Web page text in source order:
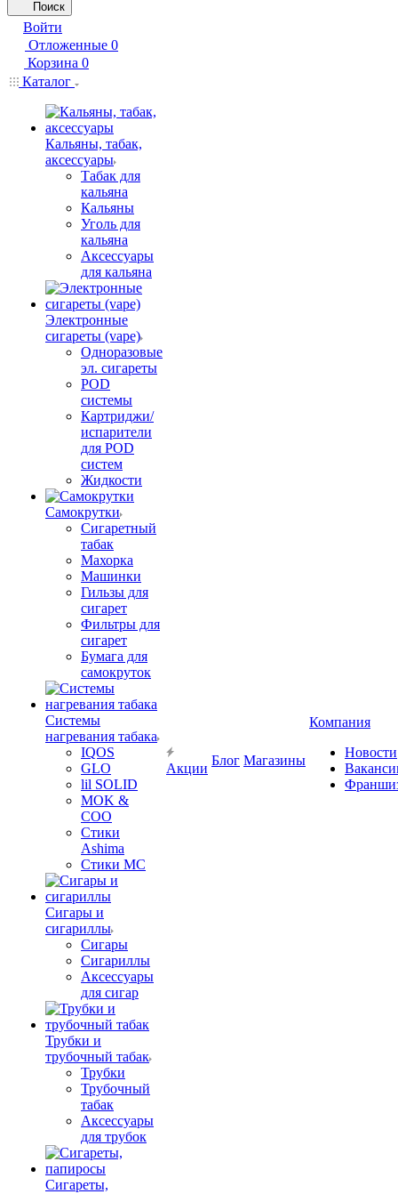
Поиск
Войти
Отложенные 0
Корзина 0
Каталог
Кальяны, табак,
аксессуары
Табак для
кальяна
Кальяны
Уголь для
кальяна
Аксессуары
для кальяна
Электронные
сигареты (vape)
Одноразовые
эл. сигареты
POD
системы
Картриджи/
испарители
для POD
систем
Жидкости
Самокрутки
Сигаретный
табак
Махорка
Машинки
Гильзы для
сигарет
Фильтры для
сигарет
Бумага для
самокруток
Системы
нагревания табака
IQOS
GLO
lil SOLID
MOK &
COO
Стики
Ashima
Стики MC
Сигары и
сигариллы
Сигары
Сигариллы
Аксессуары
для сигар
Трубки и
трубочный табак
Трубки
Трубочный
табак
Аксессуары
для трубок
Сигареты,
Акции
Блог Магазины
Компания
Новости